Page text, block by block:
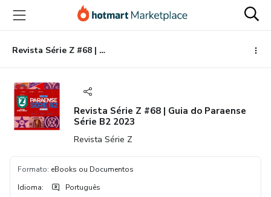
para
conteúdo
principal
para
pagamento
para
rodapé
Revista Série Z #68 | Guia do Paraense Série B2 2023
Revista Série Z #68 | Guia do Paraense
Série B2 2023
Revista Série Z
Formato: eBooks ou Documentos
Idioma: Português